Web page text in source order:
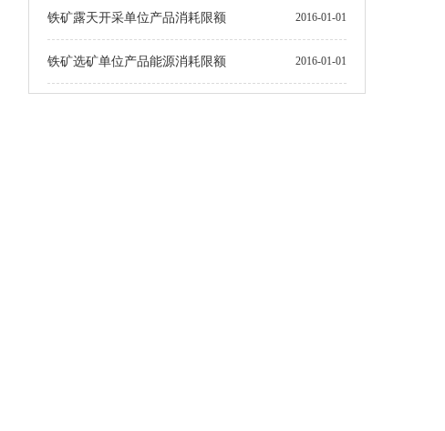
铁矿露天开采单位产品消耗限额 2016-01-01
铁矿选矿单位产品能源消耗限额 2016-01-01